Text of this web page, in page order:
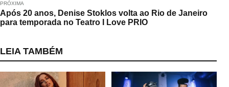
PRÓXIMA
Após 20 anos, Denise Stoklos volta ao Rio de Janeiro
para temporada no Teatro I Love PRIO
LEIA TAMBÉM